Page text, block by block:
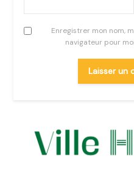
Enregistrer mon nom,
navigateur pour